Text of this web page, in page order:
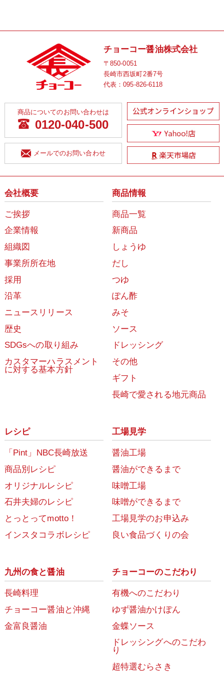
チョーコー醤油株式会社
〒850-0051
長崎市西坂町2番7号
代表：095-826-6118
商品についてのお問い合わせは
0120-040-500
メールでのお問い合わせ
会社概要
ご挨拶
企業情報
組織図
事業所所在地
採用
沿革
ニュースリリース
歴史
SDGsへの取り組み
カスタマーハラスメント
に対する基本方針
商品情報
商品一覧
新商品
しょうゆ
だし
つゆ
ぽん酢
みそ
ソース
ドレッシング
その他
ギフト
長崎で愛される地元商品
レシピ
「Pint」NBC長崎放送
商品別レシピ
オリジナルレシピ
石井夫婦のレシピ
とっとってmotto！
インスタコラボレシピ
工場見学
醤油工場
醤油ができるまで
味噌工場
味噌ができるまで
工場見学のお申込み
良い食品づくりの会
九州の食と醤油
長崎料理
チョーコー醤油と沖縄
金富良醤油
チョーコーのこだわり
有機へのこだわり
ゆず醤油かけぽん
金蝶ソース
ドレッシングへのこだわ
り
超特選むらさき